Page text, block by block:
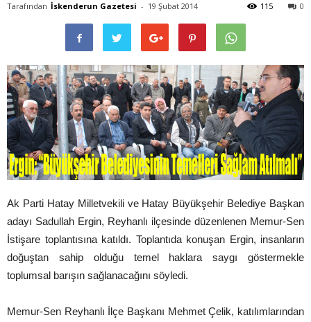
Tarafından İskenderun Gazetesi - 19 Şubat 2014 0
115
Ak Parti Hatay Milletvekili ve Hatay Büyükşehir Belediye Başkan
adayı Sadullah Ergin, Reyhanlı ilçesinde düzenlenen Memur-Sen
İstişare toplantısına katıldı. Toplantıda konuşan Ergin, insanların
doğuştan sahip olduğu temel haklara saygı göstermekle
toplumsal barışın sağlanacağını söyledi.
Memur-Sen Reyhanlı İlçe Başkanı Mehmet Çelik, katılımlarından